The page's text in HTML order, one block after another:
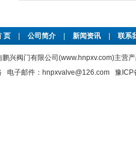
页 公司简介 新闻资讯 联系
鹏兴阀门有限公司(www.hnpxv.com)主营
电子邮件：hnpxvalve@126.com 豫ICP